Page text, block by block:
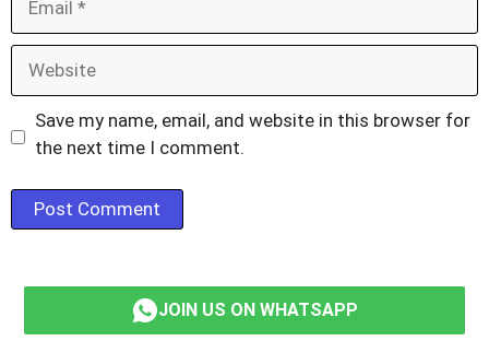
Save my name, email, and website in this browser for
the next time I comment.
JOIN US ON WHATSAPP